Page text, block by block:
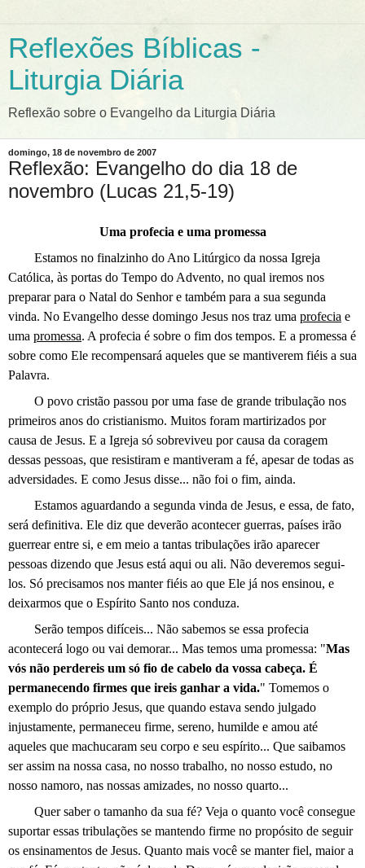
Reflexões Bíblicas -
Liturgia Diária
Reflexão sobre o Evangelho da Liturgia Diária
domingo, 18 de novembro de 2007
Reflexão: Evangelho do dia 18 de
novembro (Lucas 21,5-19)
Uma profecia e uma promessa
Estamos no finalzinho do Ano Litúrgico da nossa Igreja
Católica, às portas do Tempo do Advento, no qual iremos nos
preparar para o Natal do Senhor e também para a sua segunda
vinda. No Evangelho desse domingo Jesus nos traz uma profecia e
uma promessa. A profecia é sobre o fim dos tempos. E a promessa é
sobre como Ele recompensará aqueles que se mantiverem fiéis a sua
Palavra.
O povo cristão passou por uma fase de grande tribulação nos
primeiros anos do cristianismo. Muitos foram martirizados por
causa de Jesus. E a Igreja só sobreviveu por causa da coragem
dessas pessoas, que resistiram e mantiveram a fé, apesar de todas as
adversidades. E como Jesus disse... não foi o fim, ainda.
Estamos aguardando a segunda vinda de Jesus, e essa, de fato,
será definitiva. Ele diz que deverão acontecer guerras, países irão
guerrear entre si, e em meio a tantas tribulações irão aparecer
pessoas dizendo que Jesus está aqui ou ali. Não deveremos segui-
los. Só precisamos nos manter fiéis ao que Ele já nos ensinou, e
deixarmos que o Espírito Santo nos conduza.
Serão tempos difíceis... Não sabemos se essa profecia
acontecerá logo ou vai demorar... Mas temos uma promessa: "Mas
vós não perdereis um só fio de cabelo da vossa cabeça. É
permanecendo firmes que ireis ganhar a vida." Tomemos o
exemplo do próprio Jesus, que quando estava sendo julgado
injustamente, permaneceu firme, sereno, humilde e amou até
aqueles que machucaram seu corpo e seu espírito... Que saibamos
ser assim na nossa casa, no nosso trabalho, no nosso estudo, no
nosso namoro, nas nossas amizades, no nosso quarto...
Quer saber o tamanho da sua fé? Veja o quanto você consegue
suportar essas tribulações se mantendo firme no propósito de seguir
os ensinamentos de Jesus. Quanto mais você se manter fiel, maior a